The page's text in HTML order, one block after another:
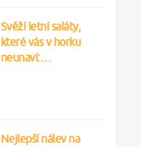
Svěží letní saláty,
které vás v horku
neunaví:…
Nejlepší nálev na